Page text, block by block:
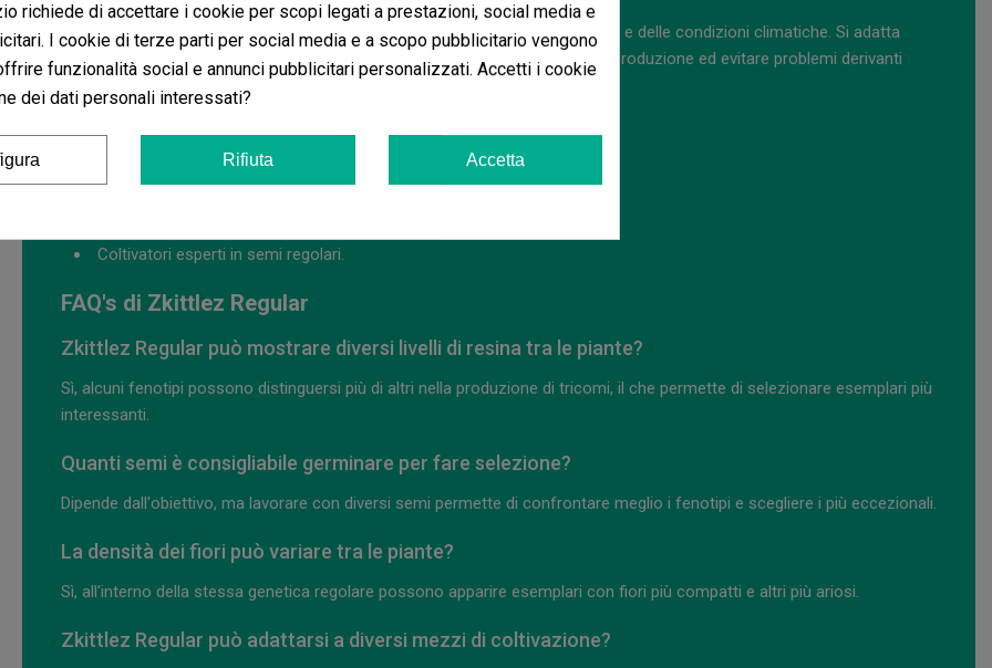
La raccolta si colloca solitamente all'inizio di ottobre, a seconda del fenotipo e delle condizioni climatiche. Si adatta
meglio ad ambienti secchi e soleggiati, dove può esprimere al meglio la sua produzione ed evitare problemi derivanti
Per quale tipo di coltivatore è Zkittlez Regular?
Coltivatori esperti in semi regolari.
FAQ's di Zkittlez Regular
Zkittlez Regular può mostrare diversi livelli di resina tra le piante?
Sì, alcuni fenotipi possono distinguersi più di altri nella produzione di tricomi, il che permette di selezionare esemplari più
interessanti.
Quanti semi è consigliabile germinare per fare selezione?
Dipende dall'obiettivo, ma lavorare con diversi semi permette di confrontare meglio i fenotipi e scegliere i più eccezionali.
La densità dei fiori può variare tra le piante?
Sì, all'interno della stessa genetica regolare possono apparire esemplari con fiori più compatti e altri più ariosi.
Zkittlez Regular può adattarsi a diversi mezzi di coltivazione?
richiede di accettare i cookie per scopi legati a prestazioni, social media e
I cookie di terze parti per social media e a scopo pubblicitario vengono
funzionalità social e annunci pubblicitari personalizzati. Accetti i cookie
dei dati personali interessati?
Rifiuta Accetta